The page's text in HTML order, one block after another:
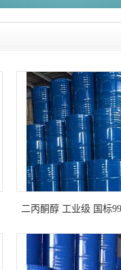
二丙酮醇 工业级 国标